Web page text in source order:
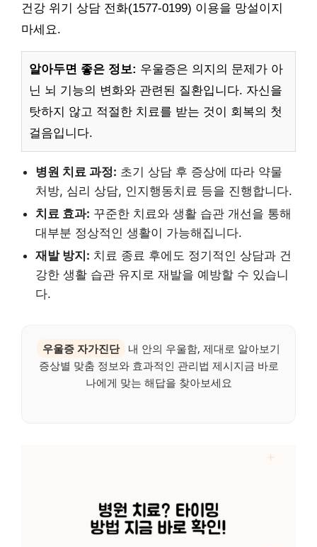
건강 위기 상담 전화(1577-0199) 이용을 망설이지
마세요.
알아두면 좋은 정보: 우울증은 의지의 문제가 아
닌 뇌 기능의 변화와 관련된 질환입니다. 자신을
탓하지 않고 적절한 치료를 받는 것이 회복의 첫
걸음입니다.
병원 치료 과정: 초기 상담 후 증상에 따라 약물
처방, 심리 상담, 인지행동치료 등을 진행합니다.
치료 효과: 꾸준한 치료와 생활 습관 개선을 통해
대부분 정상적인 생활이 가능해집니다.
재발 방지: 치료 종료 후에도 정기적인 상담과 건
강한 생활 습관 유지로 재발을 예방할 수 있습니
다.
우울증 자가진단
내 안의 우울함, 제대로 알아보기
증상별 맞춤 정보와 효과적인 관리법 제시지금 바로
나에게 맞는 해답을 찾아보세요